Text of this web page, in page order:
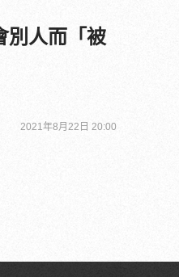
別人而「被
2021年8月22日 20:00